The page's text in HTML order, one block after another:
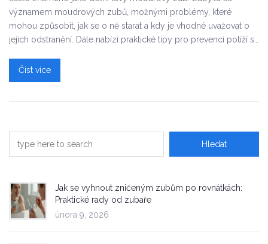
významem moudrových zubů, možnými problémy, které
mohou způsobit, jak se o ně starat a kdy je vhodné uvažovat o
jejich odstranění. Dále nabízí praktické tipy pro prevenci potíží s
nejvyšší úrovni.
Číst více
Jak se vyhnout zničeným zubům po rovnátkách:
Praktické rady od zubaře
února 9, 2026